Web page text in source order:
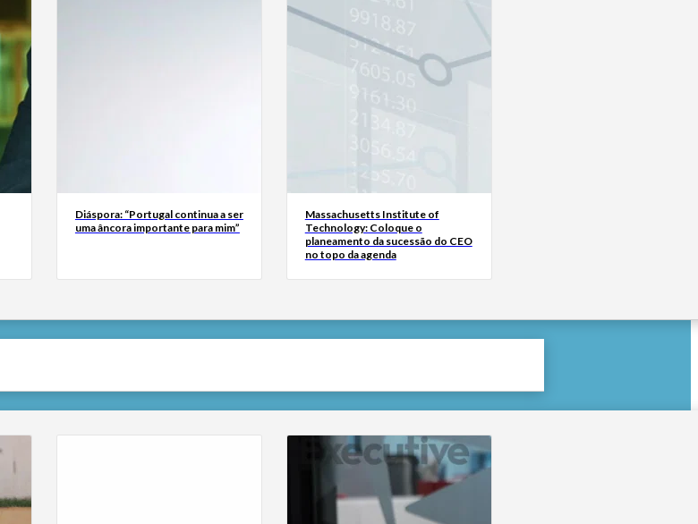
Diáspora: “Portugal continua a ser
uma âncora importante para mim”
Massachusetts Institute of
Technology: Coloque o
planeamento da sucessão do CEO
no topo da agenda